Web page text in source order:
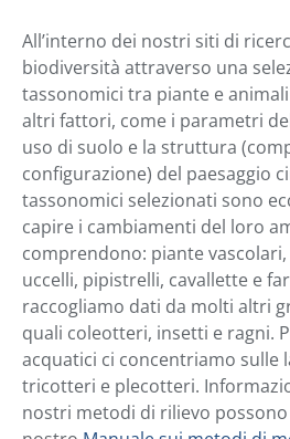
All’interno dei nostri siti di
biodiversità attraverso una
tassonomici tra piante e
altri fattori, come i parametri
uso di suolo e la struttura
configurazione) del paesaggio
tassonomici selezionati sono
capire i cambiamenti del loro
comprendono: piante
uccelli, pipistrelli, cavallette e
raccogliamo dati da molti altri
quali coleotteri, insetti e ragni.
acquatici ci concentriamo sulle
tricotteri e plecotteri.
nostri metodi di rilievo